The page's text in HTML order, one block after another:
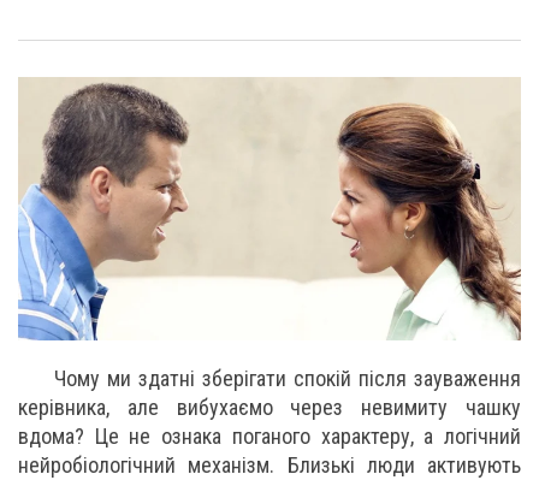
Чому ми здатні зберігати спокій після зауваження
керівника, але вибухаємо через невимиту чашку
вдома? Це не ознака поганого характеру, а логічний
нейробіологічний механізм. Близькі люди активують